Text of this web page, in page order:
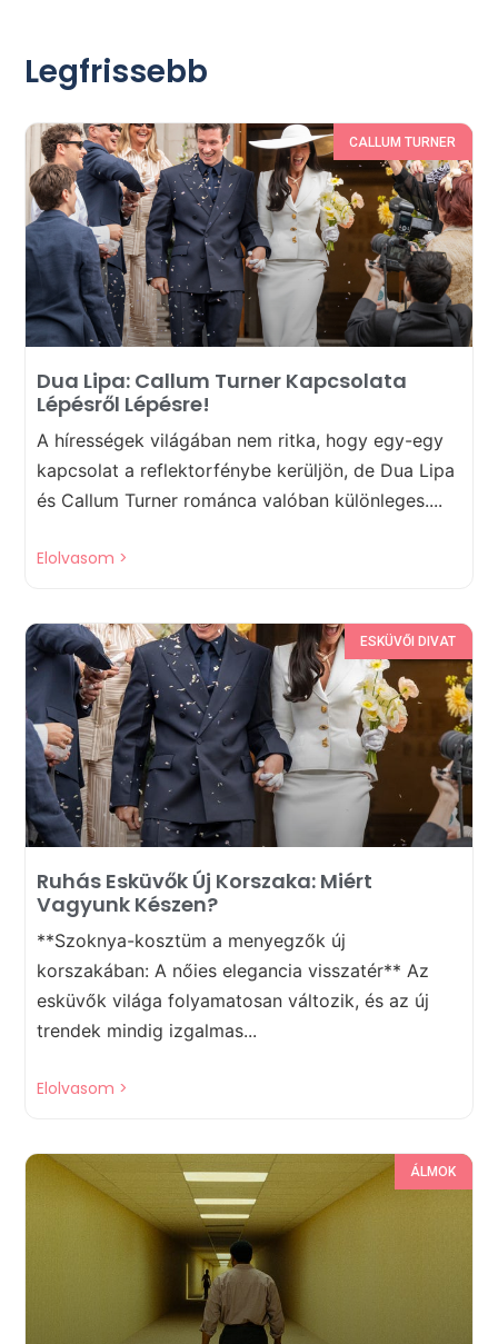
Legfrissebb
CALLUM TURNER
Dua Lipa: Callum Turner Kapcsolata
Lépésről Lépésre!
A hírességek világában nem ritka, hogy egy-egy
kapcsolat a reflektorfénybe kerüljön, de Dua Lipa
és Callum Turner románca valóban különleges....
Elolvasom >
ESKÜVŐI DIVAT
Ruhás Esküvők Új Korszaka: Miért
Vagyunk Készen?
**Szoknya-kosztüm a menyegzők új
korszakában: A nőies elegancia visszatér** Az
esküvők világa folyamatosan változik, és az új
trendek mindig izgalmas...
Elolvasom >
ÁLMOK